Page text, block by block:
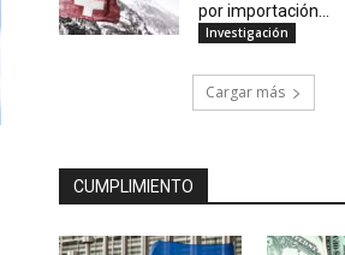
por importación...
Investigación
Cargar más
CUMPLIMIENTO